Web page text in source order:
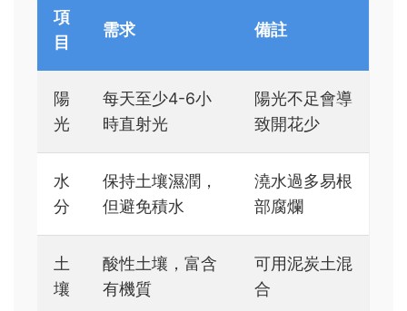
項
目
需求 備註
陽
光
每天至少4-6小
時直射光
陽光不足會導
致開花少
水
分
保持土壤濕潤，
但避免積水
澆水過多易根
部腐爛
土
壤
酸性土壤，富含
有機質
可用泥炭土混
合